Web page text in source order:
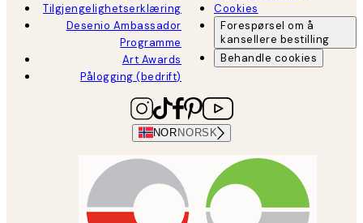
Tilgjengelighetserklæring
Desenio Ambassador
Programme
Art Awards
Pålogging (bedrift)
Cookies
Forespørsel om å
kansellere bestilling
Behandle cookies
NOR NORSK